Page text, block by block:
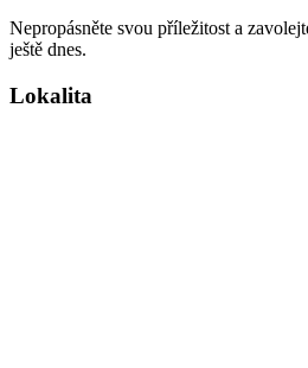
Nepropásněte svou příležitost a
ještě dnes.
Lokalita